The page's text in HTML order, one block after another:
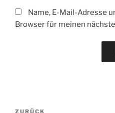
Name, E-Mail-Adresse
Browser für meinen
Beitragsnavigation
ZURÜCK